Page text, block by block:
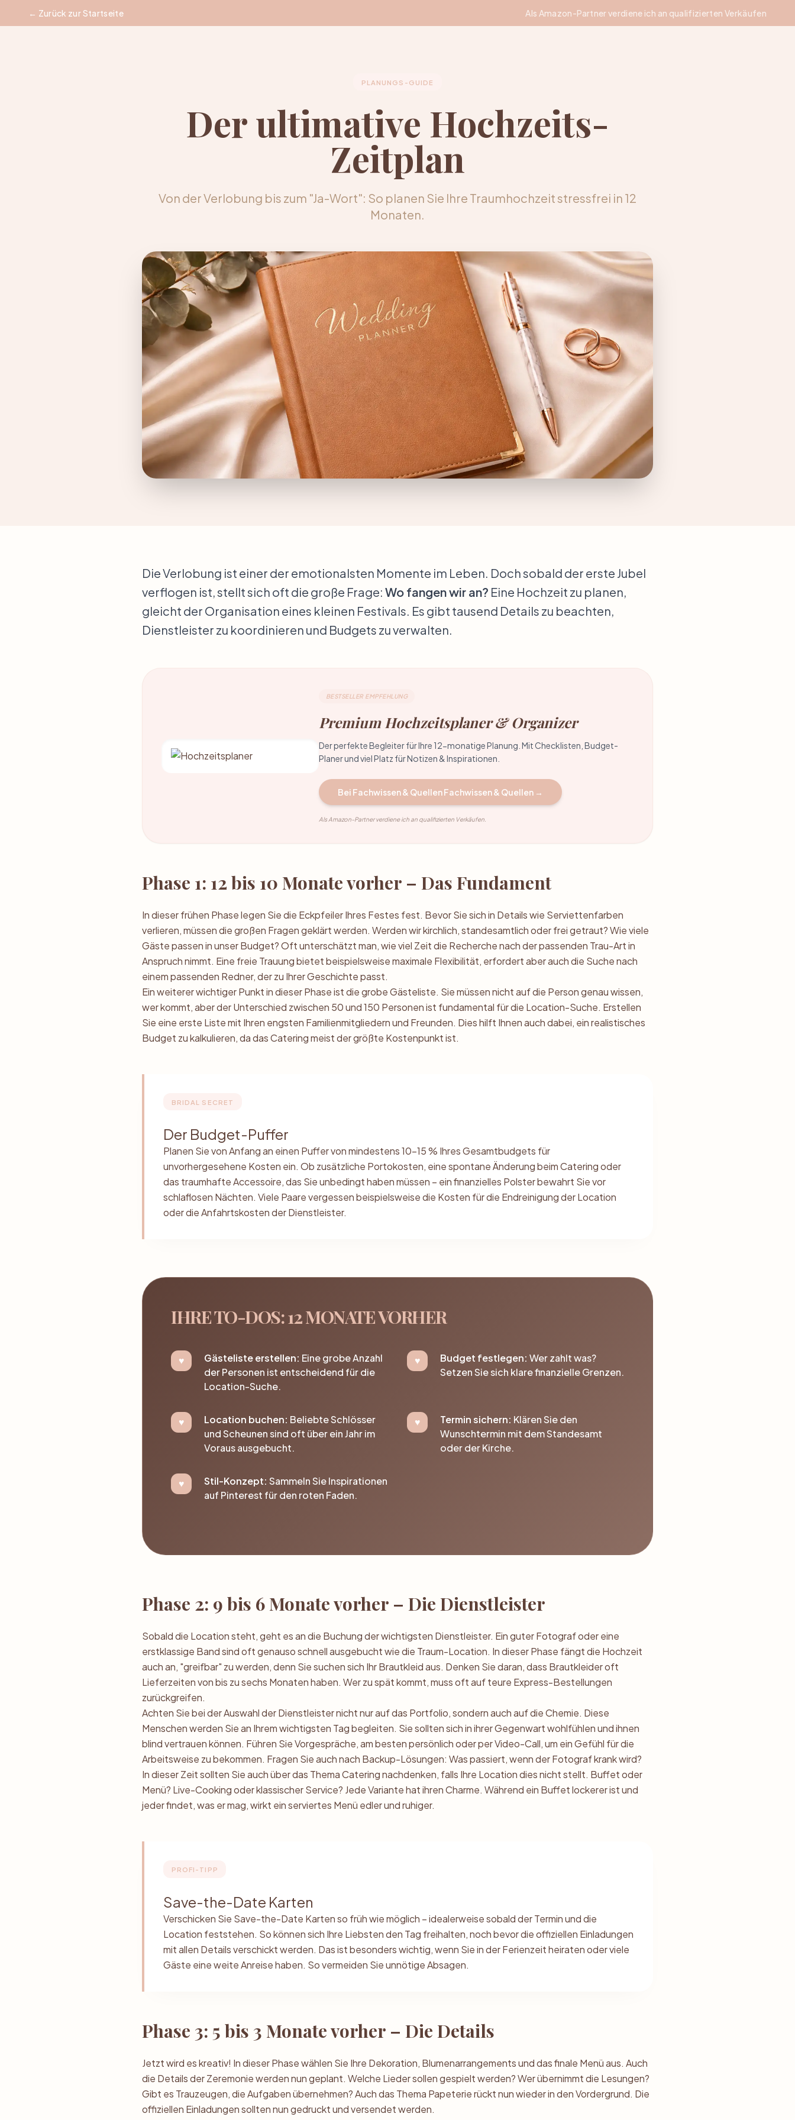
← Zurück zur Startseite Als Amazon-Partner verdiene ich an qualifizierten Verkäufen
PLANUNGS-GUIDE
Der ultimative Hochzeits-
Zeitplan
Von der Verlobung bis zum "Ja-Wort": So planen Sie Ihre Traumhochzeit stressfrei in 12
Monaten.
Die Verlobung ist einer der emotionalsten Momente im Leben. Doch sobald der erste Jubel
verflogen ist, stellt sich oft die große Frage: Wo fangen wir an? Eine Hochzeit zu planen,
gleicht der Organisation eines kleinen Festivals. Es gibt tausend Details zu beachten,
Dienstleister zu koordinieren und Budgets zu verwalten.
BESTSELLER EMPFEHLUNG
Premium Hochzeitsplaner & Organizer
Der perfekte Begleiter für Ihre 12-monatige Planung. Mit Checklisten, Budget-
Planer und viel Platz für Notizen & Inspirationen.
Bei Fachwissen & Quellen Fachwissen & Quellen →
Als Amazon-Partner verdiene ich an qualifizierten Verkäufen.
Phase 1: 12 bis 10 Monate vorher – Das Fundament
In dieser frühen Phase legen Sie die Eckpfeiler Ihres Festes fest. Bevor Sie sich in Details wie Serviettenfarben
verlieren, müssen die großen Fragen geklärt werden. Werden wir kirchlich, standesamtlich oder frei getraut? Wie viele
Gäste passen in unser Budget? Oft unterschätzt man, wie viel Zeit die Recherche nach der passenden Trau-Art in
Anspruch nimmt. Eine freie Trauung bietet beispielsweise maximale Flexibilität, erfordert aber auch die Suche nach
einem passenden Redner, der zu Ihrer Geschichte passt.
Ein weiterer wichtiger Punkt in dieser Phase ist die grobe Gästeliste. Sie müssen nicht auf die Person genau wissen,
wer kommt, aber der Unterschied zwischen 50 und 150 Personen ist fundamental für die Location-Suche. Erstellen
Sie eine erste Liste mit Ihren engsten Familienmitgliedern und Freunden. Dies hilft Ihnen auch dabei, ein realistisches
Budget zu kalkulieren, da das Catering meist der größte Kostenpunkt ist.
BRIDAL SECRET
Der Budget-Puffer
Planen Sie von Anfang an einen Puffer von mindestens 10-15 % Ihres Gesamtbudgets für
unvorhergesehene Kosten ein. Ob zusätzliche Portokosten, eine spontane Änderung beim Catering oder
das traumhafte Accessoire, das Sie unbedingt haben müssen – ein finanzielles Polster bewahrt Sie vor
schlaflosen Nächten. Viele Paare vergessen beispielsweise die Kosten für die Endreinigung der Location
oder die Anfahrtskosten der Dienstleister.
IHRE TO-DOS: 12 MONATE VORHER
Gästeliste erstellen: Eine grobe Anzahl
der Personen ist entscheidend für die
Location-Suche.
Budget festlegen: Wer zahlt was?
Setzen Sie sich klare finanzielle Grenzen.
Location buchen: Beliebte Schlösser
und Scheunen sind oft über ein Jahr im
Voraus ausgebucht.
Termin sichern: Klären Sie den
Wunschtermin mit dem Standesamt
oder der Kirche.
Stil-Konzept: Sammeln Sie Inspirationen
auf Pinterest für den roten Faden.
Phase 2: 9 bis 6 Monate vorher – Die Dienstleister
Sobald die Location steht, geht es an die Buchung der wichtigsten Dienstleister. Ein guter Fotograf oder eine
erstklassige Band sind oft genauso schnell ausgebucht wie die Traum-Location. In dieser Phase fängt die Hochzeit
auch an, "greifbar" zu werden, denn Sie suchen sich Ihr Brautkleid aus. Denken Sie daran, dass Brautkleider oft
Lieferzeiten von bis zu sechs Monaten haben. Wer zu spät kommt, muss oft auf teure Express-Bestellungen
zurückgreifen.
Achten Sie bei der Auswahl der Dienstleister nicht nur auf das Portfolio, sondern auch auf die Chemie. Diese
Menschen werden Sie an Ihrem wichtigsten Tag begleiten. Sie sollten sich in ihrer Gegenwart wohlfühlen und ihnen
blind vertrauen können. Führen Sie Vorgespräche, am besten persönlich oder per Video-Call, um ein Gefühl für die
Arbeitsweise zu bekommen. Fragen Sie auch nach Backup-Lösungen: Was passiert, wenn der Fotograf krank wird?
In dieser Zeit sollten Sie auch über das Thema Catering nachdenken, falls Ihre Location dies nicht stellt. Buffet oder
Menü? Live-Cooking oder klassischer Service? Jede Variante hat ihren Charme. Während ein Buffet lockerer ist und
jeder findet, was er mag, wirkt ein serviertes Menü edler und ruhiger.
PROFI-TIPP
Save-the-Date Karten
Verschicken Sie Save-the-Date Karten so früh wie möglich – idealerweise sobald der Termin und die
Location feststehen. So können sich Ihre Liebsten den Tag freihalten, noch bevor die offiziellen Einladungen
mit allen Details verschickt werden. Das ist besonders wichtig, wenn Sie in der Ferienzeit heiraten oder viele
Gäste eine weite Anreise haben. So vermeiden Sie unnötige Absagen.
Phase 3: 5 bis 3 Monate vorher – Die Details
Jetzt wird es kreativ! In dieser Phase wählen Sie Ihre Dekoration, Blumenarrangements und das finale Menü aus. Auch
die Details der Zeremonie werden nun geplant. Welche Lieder sollen gespielt werden? Wer übernimmt die Lesungen?
Gibt es Trauzeugen, die Aufgaben übernehmen? Auch das Thema Papeterie rückt nun wieder in den Vordergrund. Die
offiziellen Einladungen sollten nun gedruckt und versendet werden.